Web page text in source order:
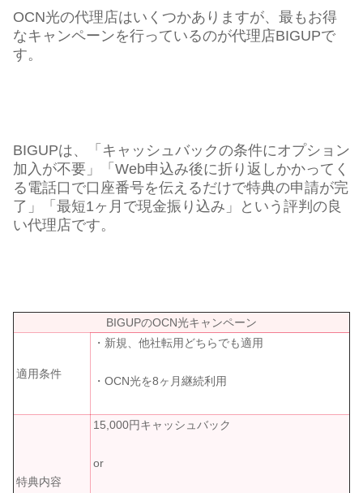
OCN光の代理店はいくつかありますが、最もお得
なキャンペーンを行っているのが代理店BIGUPで
す。
BIGUPは、「キャッシュバックの条件にオプション
加入が不要」「Web申込み後に折り返しかかってく
る電話口で口座番号を伝えるだけで特典の申請が完
了」「最短1ヶ月で現金振り込み」という評判の良
い代理店です。
BIGUPのOCN光キャンペーン
適用条件
・新規、他社転用どちらでも適用
・OCN光を8ヶ月継続利用
特典内容
15,000円キャッシュバック
or